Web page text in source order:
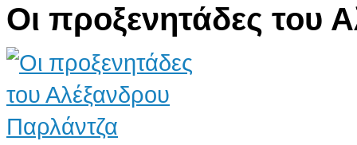
Οι προξενητάδες του